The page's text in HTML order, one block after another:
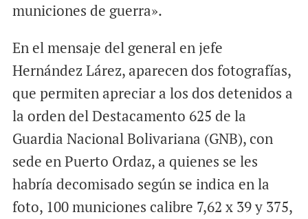
municiones de guerra».
En el mensaje del general en jefe
Hernández Lárez, aparecen dos fotografías,
que permiten apreciar a los dos detenidos a
la orden del Destacamento 625 de la
Guardia Nacional Bolivariana (GNB), con
sede en Puerto Ordaz, a quienes se les
habría decomisado según se indica en la
foto, 100 municiones calibre 7,62 x 39 y 375,